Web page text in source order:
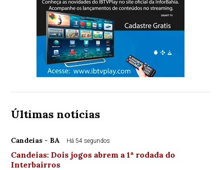
Últimas notícias
Candeias - BA Há 54 segundos
Candeias: Dois jogos abrem a 1ª rodada do
Interbairros